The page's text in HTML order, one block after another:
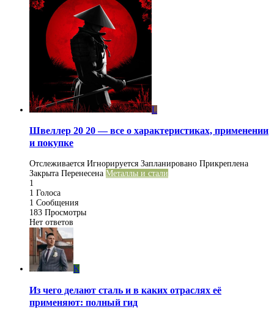
L
Швеллер 20 20 — все о характеристиках, применении
и покупке
Отслеживается Игнорируется Запланировано Прикреплена
Закрыта Перенесена Металлы и стали
1
1 Голоса
1 Сообщения
183 Просмотры
Нет ответов
K
Из чего делают сталь и в каких отраслях её
применяют: полный гид